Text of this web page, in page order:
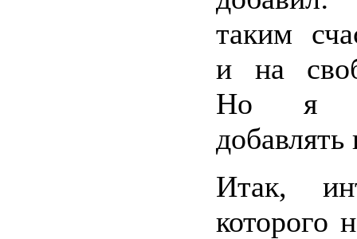
таким
и на
Но я
добавлять
Итак,
которого